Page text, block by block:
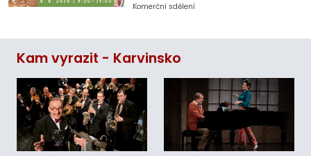
Komerční sdělení
Kam vyrazit - Karvinsko